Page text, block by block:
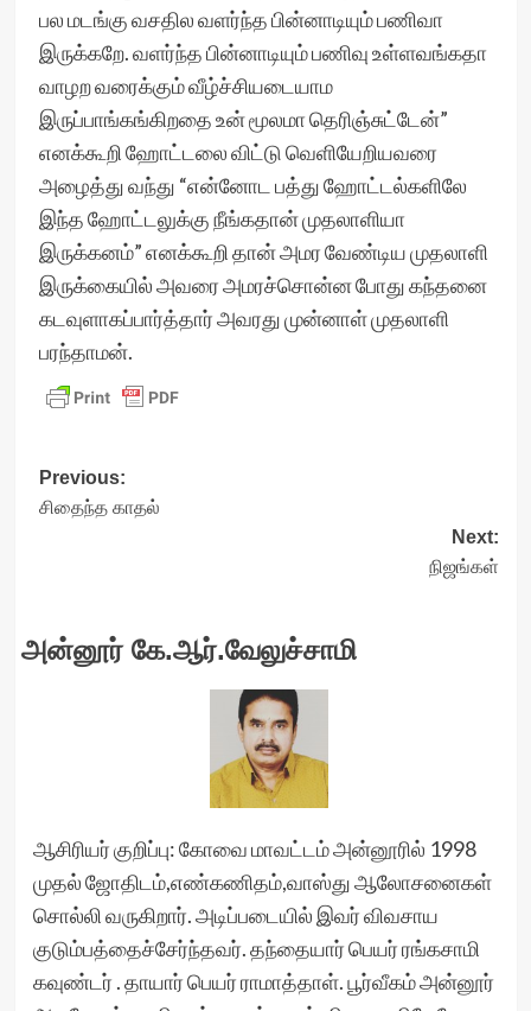
பல மடங்கு வசதில வளர்ந்த பின்னாடியும் பணிவா
இருக்கறே. வளர்ந்த பின்னாடியும் பணிவு உள்ளவங்கதா
வாழற வரைக்கும் வீழ்ச்சியடையாம
இருப்பாங்கங்கிறதை உன் மூலமா தெரிஞ்சுட்டேன்”
எனக்கூறி ஹோட்டலை விட்டு வெளியேறியவரை
அழைத்து வந்து “என்னோட பத்து ஹோட்டல்களிலே
இந்த ஹோட்டலுக்கு நீங்கதான் முதலாளியா
இருக்கனம்” எனக்கூறி தான் அமர வேண்டிய முதலாளி
இருக்கையில் அவரை அமரச்சொன்ன போது கந்தனை
கடவுளாகப்பார்த்தார் அவரது முன்னாள் முதலாளி
பரந்தாமன்.
Post
navigation
Previous:
சிதைந்த காதல்
Next:
நிஜங்கள்
அன்னூர் கே.ஆர்.வேலுச்சாமி
ஆசிரியர் குறிப்பு: கோவை மாவட்டம் அன்னூரில் 1998
முதல் ஜோதிடம்,எண்கணிதம்,வாஸ்து ஆலோசனைகள்
சொல்லி வருகிறார். அடிப்படையில் இவர் விவசாய
குடும்பத்தைச்சேர்ந்தவர். தந்தையார் பெயர் ரங்கசாமி
கவுண்டர் . தாயார் பெயர் ராமாத்தாள். பூர்வீகம் அன்னூர்